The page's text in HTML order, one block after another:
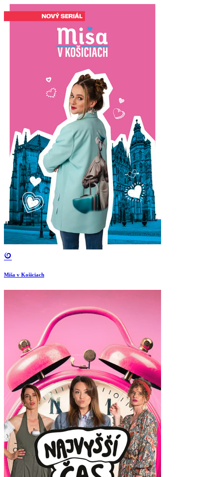
Miša v Košiciach